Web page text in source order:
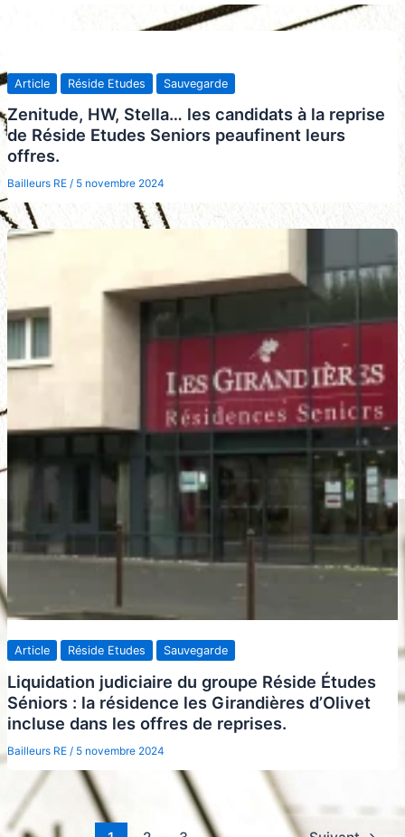
Article Réside Etudes Sauvegarde
Zenitude, HW, Stella… les candidats à la reprise
de Réside Etudes Seniors peaufinent leurs
offres.
Bailleurs RE / 5 novembre 2024
Article Réside Etudes Sauvegarde
Liquidation judiciaire du groupe Réside Études
Séniors : la résidence les Girandières d’Olivet
incluse dans les offres de reprises.
Bailleurs RE / 5 novembre 2024